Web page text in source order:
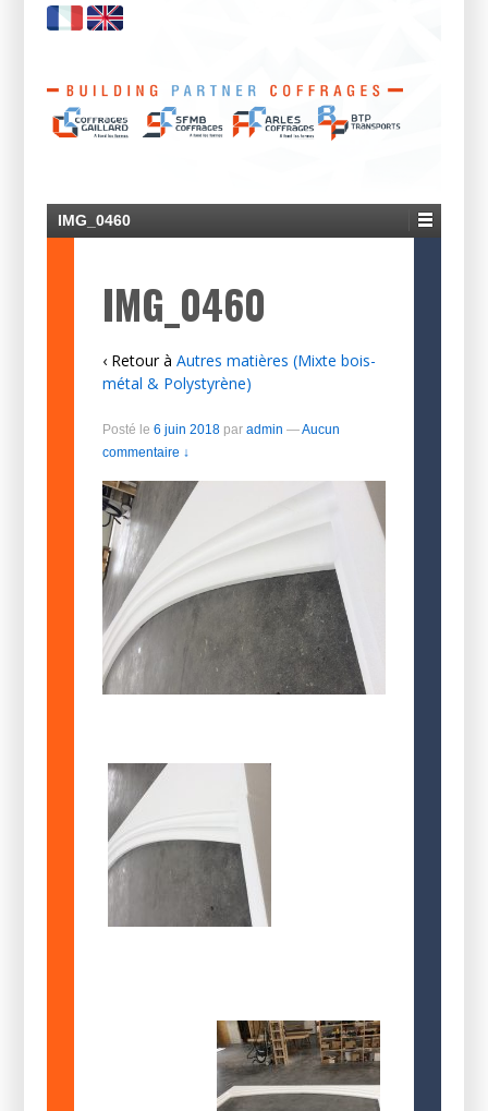
IMG_0460
IMG_0460
‹ Retour à Autres matières (Mixte bois-
métal & Polystyrène)
Posté le 6 juin 2018par admin —Aucun
commentaire ↓